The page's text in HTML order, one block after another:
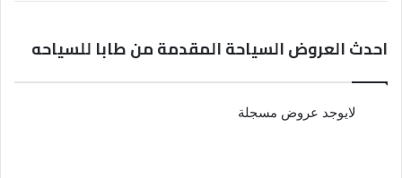
احدث العروض السياحة المقدمة من طابا للسياحه
لايوجد عروض مسجلة